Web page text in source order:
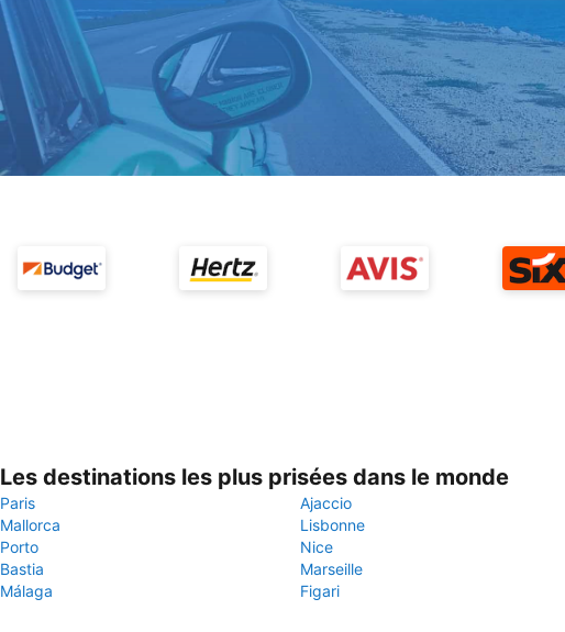
Les destinations les plus prisées dans le monde
Paris
Ajaccio
Mallorca
Lisbonne
Porto
Nice
Bastia
Marseille
Málaga
Figari